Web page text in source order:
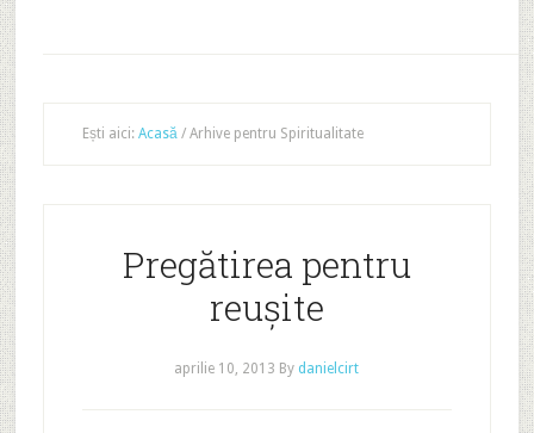
Ești aici: Acasă /Arhive pentru Spiritualitate
Pregătirea pentru
reușite
aprilie 10, 2013 By danielcirt